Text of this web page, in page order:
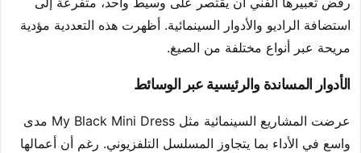
استضافة الراديو والأدوار السينمائية. أظهرت هذه التعددية مؤدية
مريحة عبر أنواع مختلفة من الصيغ.
الأدوار المساندة والرئيسية عبر الوسائط
عرضت المشاريع السينمائية مثل My Black Mini Dress مدى
واسع في الأداء بما يتجاوز المسلسل التلفزيوني. رغم أن أعمالها